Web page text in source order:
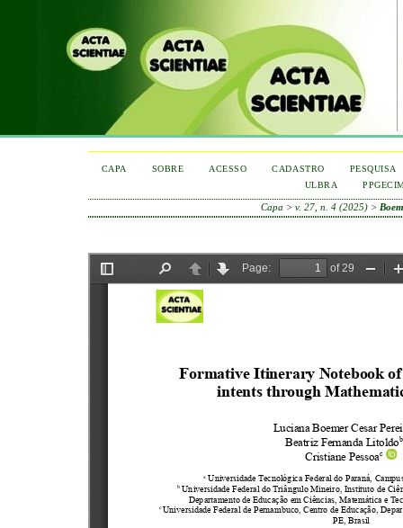
CAPA SOBRE ACESSO CADASTRO
PESQUISA
ULBRA
Capa > v. 27, n. 4 (2025)>